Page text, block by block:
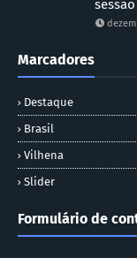
sessão
Marcadores
Destaque
Brasil
Vilhena
Slider
Formulário de